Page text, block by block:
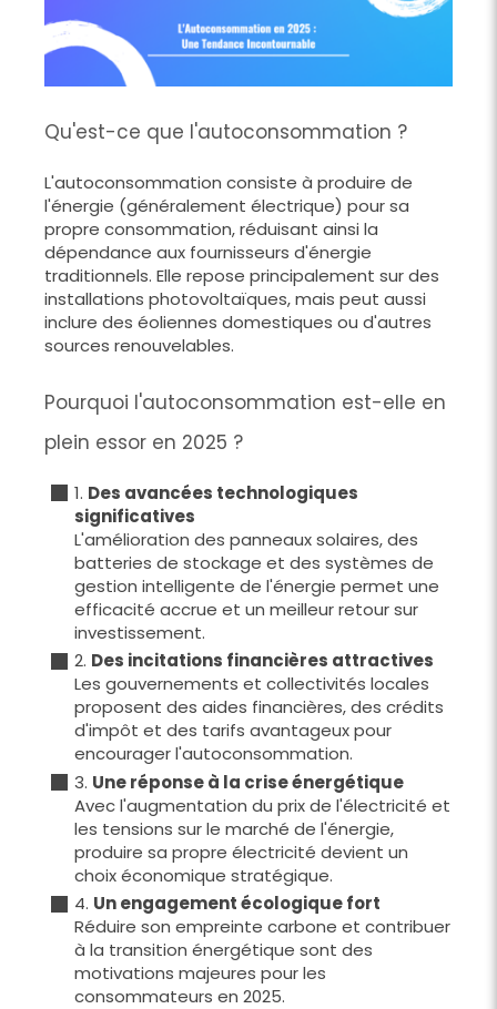
Qu'est-ce que l'autoconsommation ?
L'autoconsommation consiste à produire de
l'énergie (généralement électrique) pour sa
propre consommation, réduisant ainsi la
dépendance aux fournisseurs d'énergie
traditionnels. Elle repose principalement sur des
installations photovoltaïques, mais peut aussi
inclure des éoliennes domestiques ou d'autres
sources renouvelables.
Pourquoi l'autoconsommation est-elle en
plein essor en 2025 ?
1. Des avancées technologiques
significatives
L'amélioration des panneaux solaires, des
batteries de stockage et des systèmes de
gestion intelligente de l'énergie permet une
efficacité accrue et un meilleur retour sur
investissement.
2. Des incitations financières attractives
Les gouvernements et collectivités locales
proposent des aides financières, des crédits
d'impôt et des tarifs avantageux pour
encourager l'autoconsommation.
3. Une réponse à la crise énergétique
Avec l'augmentation du prix de l'électricité et
les tensions sur le marché de l'énergie,
produire sa propre électricité devient un
choix économique stratégique.
4. Un engagement écologique fort
Réduire son empreinte carbone et contribuer
à la transition énergétique sont des
motivations majeures pour les
consommateurs en 2025.